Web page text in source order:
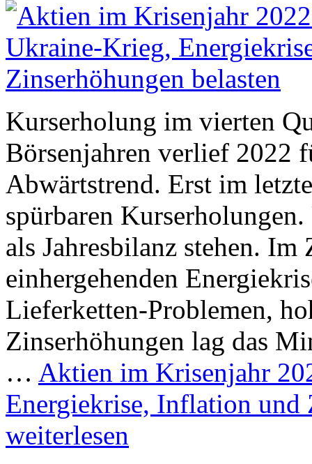
Kurserholung im vierten
Börsenjahren verlief 2022
Abwärtstrend. Erst im
spürbaren
als Jahresbilanz stehen.
einhergehenden
Lieferketten-Problemen,
Zinserhöhungen lag das
… Aktien im Krisenjahr
Energiekrise, Inflation und
weiterlesen